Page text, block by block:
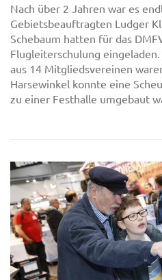
Nach über 2 Jahren war es
Gebietsbeauftragten Ludger
Schebaum hatten für das
Flugleiterschulung
aus 14 Mitgliedsvereinen
Harsewinkel konnte eine
zu einer Festhalle umgebaut